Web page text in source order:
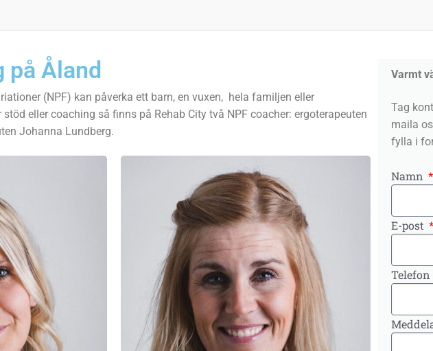
på Åland
(NPF) kan påverka ett barn, en vuxen, hela familjen eller
eller coaching så finns på Rehab City två NPF coacher: ergoterapeuten
Johanna Lundberg.
Varmt
Tag
maila
fylla i
Namn
E-post
Telefon